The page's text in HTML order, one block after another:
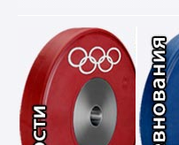
Новости